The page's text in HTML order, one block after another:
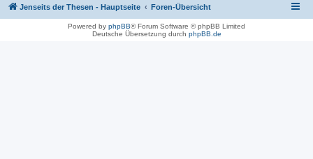
Jenseits der Thesen - Hauptseite Foren-Übersicht
Powered by phpBB® Forum Software © phpBB Limited
Deutsche Übersetzung durch phpBB.de